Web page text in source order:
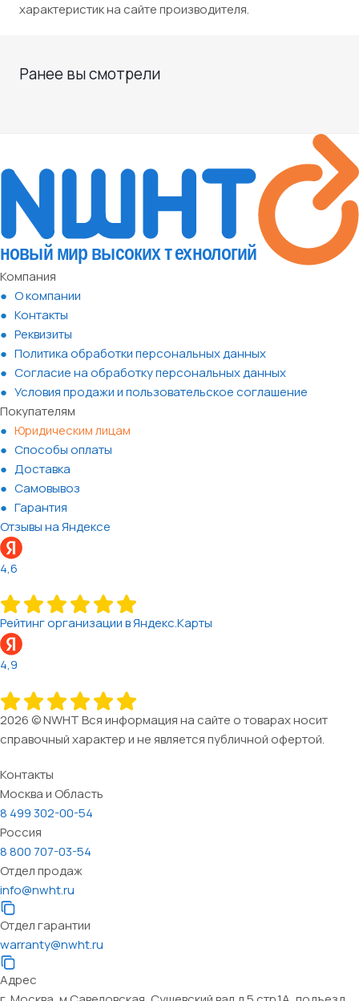
характеристик на сайте производителя.
Ранее вы смотрели
Компания
О компании
Контакты
Реквизиты
Политика обработки персональных данных
Согласие на обработку персональных данных
Условия продажи и пользовательское соглашение
Покупателям
Юридическим лицам
Способы оплаты
Доставка
Самовывоз
Гарантия
Отзывы на Яндексе
4,6
Рейтинг организации в Яндекс.Карты
4,9
2026 © NWHT Вся информация на сайте о товарах носит
справочный характер и не является публичной офертой.
Контакты
Москва и Область
8 499 302-00-54
Россия
8 800 707-03-54
Отдел продаж
info@nwht.ru
Отдел гарантии
warranty@nwht.ru
Адрес